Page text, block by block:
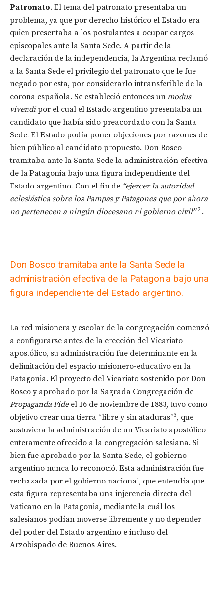
Patronato. El tema del patronato presentaba un
problema, ya que por derecho histórico el Estado era
quien presentaba a los postulantes a ocupar cargos
episcopales ante la Santa Sede. A partir de la
declaración de la independencia, la Argentina reclamó
a la Santa Sede el privilegio del patronato que le fue
negado por esta, por considerarlo intransferible de la
corona española. Se estableció entonces un modus
vivendipor el cual el Estado argentino presentaba un
candidato que había sido preacordado con la Santa
Sede. El Estado podía poner objeciones por razones de
bien público al candidato propuesto. Don Bosco
tramitaba ante la Santa Sede la administración efectiva
de la Patagonia bajo una figura independiente del
Estado argentino. Con el fin de “ejercer la autoridad
eclesiástica sobre los Pampas y Patagones que por ahora
no pertenecen a ningún diocesano ni gobierno civil” 2 .
Don Bosco tramitaba ante la Santa Sede la
administración efectiva de la Patagonia bajo una
figura independiente del Estado argentino.
La red misionera y escolar de la congregación comenzó
a configurarse antes de la erección del Vicariato
apostólico, su administración fue determinante en la
delimitación del espacio misionero-educativo en la
Patagonia. El proyecto del Vicariato sostenido por Don
Bosco y aprobado por la Sagrada Congregación de
Propaganda Fideel 16 de noviembre de 1883, tuvo como
objetivo crear una tierra “libre y sin ataduras”3, que
sostuviera la administración de un Vicariato apostólico
enteramente ofrecido a la congregación salesiana. Si
bien fue aprobado por la Santa Sede, el gobierno
argentino nunca lo reconoció. Esta administración fue
rechazada por el gobierno nacional, que entendía que
esta figura representaba una injerencia directa del
Vaticano en la Patagonia, mediante la cuál los
salesianos podían moverse libremente y no depender
del poder del Estado argentino e incluso del
Arzobispado de Buenos Aires.